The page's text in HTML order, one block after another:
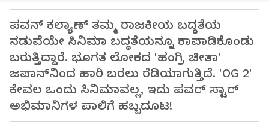
ಪವನ್ ಕಲ್ಯಾಣ್ ತಮ್ಮ ರಾಜಕೀಯ ಬದ್ಧತೆಯ
ನಡುವೆಯೇ ಸಿನಿಮಾ ಬದ್ಧತೆಯನ್ನೂ ಕಾಪಾಡಿಕೊಂಡು
ಬರುತ್ತಿದ್ದಾರೆ. ಭೂಗತ ಲೋಕದ 'ಹಂಗ್ರಿ ಚೀತಾ'
ಜಪಾನ್‌ನಿಂದ ಹಾರಿ ಬರಲು ರೆಡಿಯಾಗುತ್ತಿದೆ. 'OG 2'
ಕೇವಲ ಒಂದು ಸಿನಿಮಾವಲ್ಲ, ಇದು ಪವರ್ ಸ್ಟಾರ್
ಅಭಿಮಾನಿಗಳ ಪಾಲಿಗೆ ಹಬ್ಬದೂಟ!